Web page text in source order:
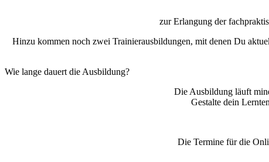
zur Erlangung der
Hinzu kommen noch zwei Trainierausbildungen, mit denen Du
Wie lange dauert die Ausbildung?
Die Ausbildung läuft
Gestalte dein
Die Termine für die